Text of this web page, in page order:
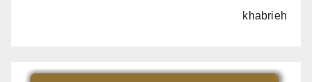
khabrieh